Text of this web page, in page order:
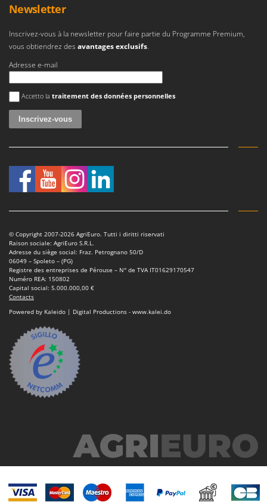
Newsletter
Inscrivez-vous à la newsletter pour faire partie du Programme Premium,
vous obtiendrez des avantages exclusifs.
Adresse e-mail
Une erreur est survenue
Accetto la traitement des données personnelles
© Copyright 2007-2026 AgriEuro. Tutti i diritti riservati
Raison sociale: AgriEuro S.R.L.
Adresse du siège social: Fraz. Petrognano 50/D
06049 – Spoleto – (PG)
Registre des entreprises de Pérouse – N° de TVA IT01629170547
Numéro REA: 150802
Capital social: 5.000.000,00 €
Contacts
Powered by Kaleido | Digital Productions - www.kalei.do